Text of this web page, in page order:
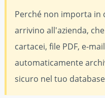
Perché non importa in
arrivino all'azienda,
cartacei, file PDF, e-
automaticamente
sicuro nel tuo